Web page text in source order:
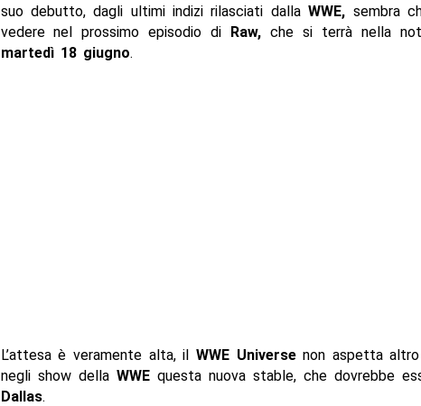
suo debutto, dagli ultimi indizi rilasciati dallaWWE, sembra
vedere nel prossimo episodio di Raw, che si terrà nella
martedì 18 giugno.
L’attesa è veramente alta, il WWE Universenon aspetta altro
negli show della WWEquesta nuova stable, che dovrebbe
Dallas.